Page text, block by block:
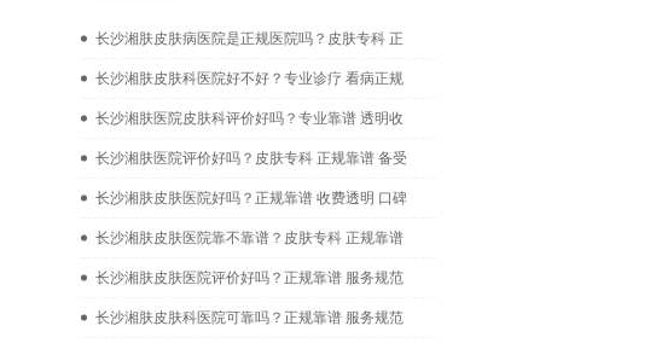
长沙湘肤皮肤病医院是正规医院吗？皮肤专科 正
长沙湘肤皮肤科医院好不好？专业诊疗 看病正规
长沙湘肤医院皮肤科评价好吗？专业靠谱 透明收
长沙湘肤医院评价好吗？皮肤专科 正规靠谱 备受
长沙湘肤皮肤医院好吗？正规靠谱 收费透明 口碑
长沙湘肤皮肤医院靠不靠谱？皮肤专科 正规靠谱
长沙湘肤皮肤医院评价好吗？正规靠谱 服务规范
长沙湘肤皮肤科医院可靠吗？正规靠谱 服务规范